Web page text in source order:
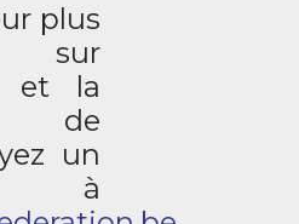
plus
sur
et la
de
un
à